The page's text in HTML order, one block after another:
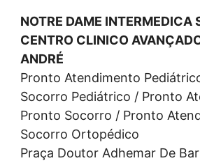
NOTRE DAME INTERMEDICA
CENTRO CLINICO
ANDRÉ
Pronto Atendimento
Socorro Pediátrico / Pronto
Pronto Socorro / Pronto
Socorro Ortopédico
Praça Doutor Adhemar De